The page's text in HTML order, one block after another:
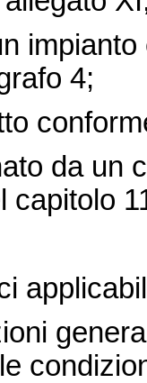
4;
da un
capitolo